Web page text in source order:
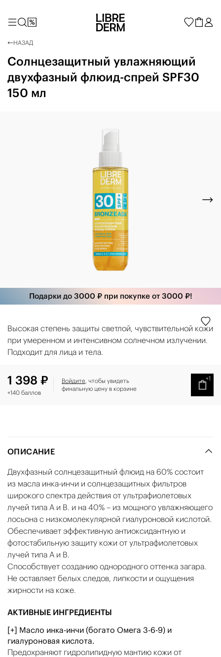
НАЗАД
Солнцезащитный увлажняющий
двухфазный флюид-спрей SPF30
150 мл
Подарки до 3000 ₽ при покупке от 3000 ₽!
Высокая степень защиты светлой, чувствительной кожи
при умеренном и интенсивном солнечном излучении.
Подходит для лица и тела.
+140 баллов
1 398 ₽ Войдите, чтобы увидеть
финальную цену в корзине
+1
ОПИСАНИЕ
Двухфазный солнцезащитный флюид на 60% состоит
из масла инка-инчи и солнцезащитных фильтров
широкого спектра действия от ультрафиолетовых
лучей типа А и В. и на 40% – из мощного увлажняющего
лосьона с низкомолекулярной гиалуроновой кислотой.
Обеспечивает эффективную антиоксидантную и
фотостабильную защиту кожи от ультрафиолетовых
лучей типа А и В.
Способствует созданию однородного оттенка загара.
Не оставляет белых следов, липкости и ощущения
жирности на коже.
АКТИВНЫЕ ИНГРЕДИЕНТЫ
[+] Масло инка-инчи (богато Омега 3-6-9) и
гиалуроновая кислота.
Предохраняют гидролипидную мантию кожи от